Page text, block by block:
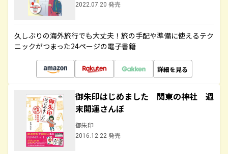
2022.07.20 発売
久しぶりの海外旅行でも大丈夫！旅の手配や準備に使えるテク
ニックがつまった24ページの電子書籍
詳細を見る
御朱印はじめました 関東の神社 週
末開運さんぽ
御朱印
2016.12.22 発売